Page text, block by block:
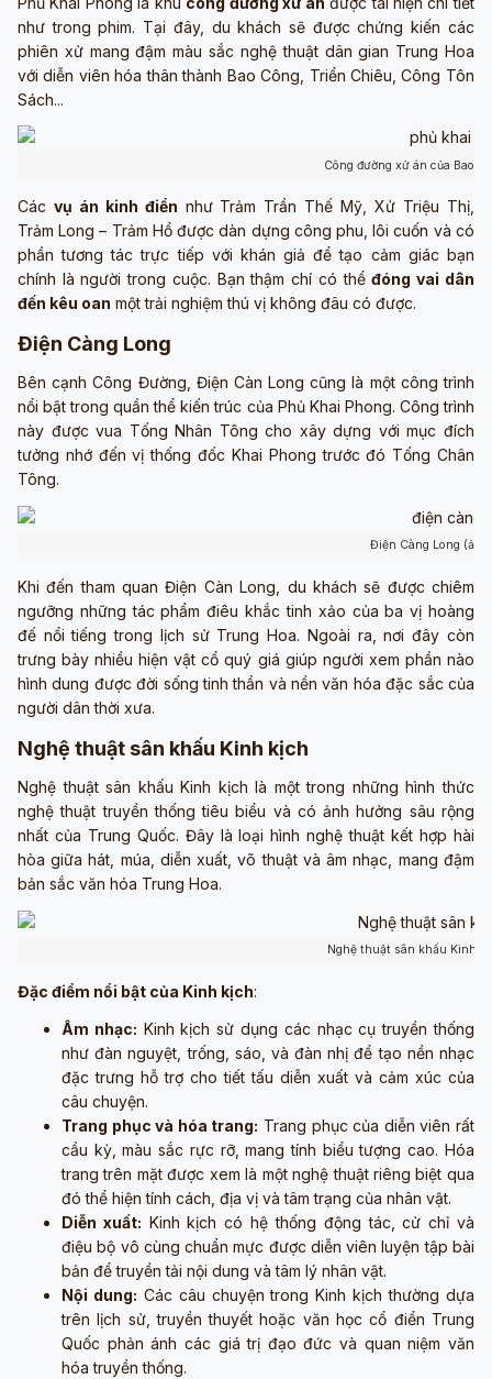
như trong phim. Tại đây, du khách sẽ được chứng kiến các
phiên xử mang đậm màu sắc nghệ thuật dân gian Trung Hoa
với diễn viên hóa thân thành Bao Công, Triển Chiêu, Công Tôn
Sách...
Công đường xử án của Bao
Các vụ án kinh điển như Trảm Trần Thế Mỹ, Xử Triệu Thị,
Trảm Long – Trảm Hổ được dàn dựng công phu, lôi cuốn và có
phần tương tác trực tiếp với khán giả để tạo cảm giác bạn
chính là người trong cuộc. Bạn thậm chí có thểđóng vai dân
đến kêu oan một trải nghiệm thú vị không đâu có được.
Điện Càng Long
Bên cạnh Công Đường, Điện Càn Long cũng là một công trình
nổi bật trong quần thể kiến trúc của Phủ Khai Phong. Công trình
này được vua Tống Nhân Tông cho xây dựng với mục đích
tưởng nhớ đến vị thống đốc Khai Phong trước đó Tống Chân
Tông.
Điện Càng Long
Khi đến tham quan Điện Càn Long, du khách sẽ được chiêm
ngưỡng những tác phẩm điêu khắc tinh xảo của ba vị hoàng
đế nổi tiếng trong lịch sử Trung Hoa. Ngoài ra, nơi đây còn
trưng bày nhiều hiện vật cổ quý giá giúp người xem phần nào
hình dung được đời sống tinh thần và nền văn hóa đặc sắc của
người dân thời xưa.
Nghệ thuật sân khấu Kinh kịch
Nghệ thuật sân khấu Kinh kịch là một trong những hình thức
nghệ thuật truyền thống tiêu biểu và có ảnh hưởng sâu rộng
nhất của Trung Quốc. Đây là loại hình nghệ thuật kết hợp hài
hòa giữa hát, múa, diễn xuất, võ thuật và âm nhạc, mang đậm
bản sắc văn hóa Trung Hoa.
Nghệ thuật sân khấu Kinh
Đặc điểm nổi bật của Kinh kịch:
Âm nhạc: Kinh kịch sử dụng các nhạc cụ truyền thống
như đàn nguyệt, trống, sáo, và đàn nhị để tạo nền nhạc
đặc trưng hỗ trợ cho tiết tấu diễn xuất và cảm xúc của
câu chuyện.
Trang phục và hóa trang: Trang phục của diễn viên rất
cầu kỳ, màu sắc rực rỡ, mang tính biểu tượng cao. Hóa
trang trên mặt được xem là một nghệ thuật riêng biệt qua
đó thể hiện tính cách, địa vị và tâm trạng của nhân vật.
Diễn xuất: Kinh kịch có hệ thống động tác, cử chỉ và
điệu bộ vô cùng chuẩn mực được diễn viên luyện tập bài
bản để truyền tải nội dung và tâm lý nhân vật.
Nội dung: Các câu chuyện trong Kinh kịch thường dựa
trên lịch sử, truyền thuyết hoặc văn học cổ điển Trung
Quốc phản ánh các giá trị đạo đức và quan niệm văn
hóa truyền thống.